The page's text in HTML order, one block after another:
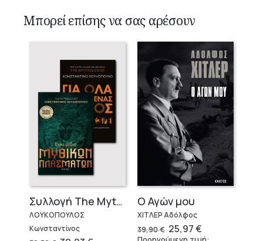
Μπορεί επίσης να σας αρέσουν
Συλλογή The Mythologist (2 βιβλία)
ΛΟΥΚΟΠΟΥΛΟΣ
Κωνσταντίνος
Ο Αγών μου
ΧΙΤΛΕΡ Αδόλφος
39,90€ Original
price
25,97€Η
τρέχουσα